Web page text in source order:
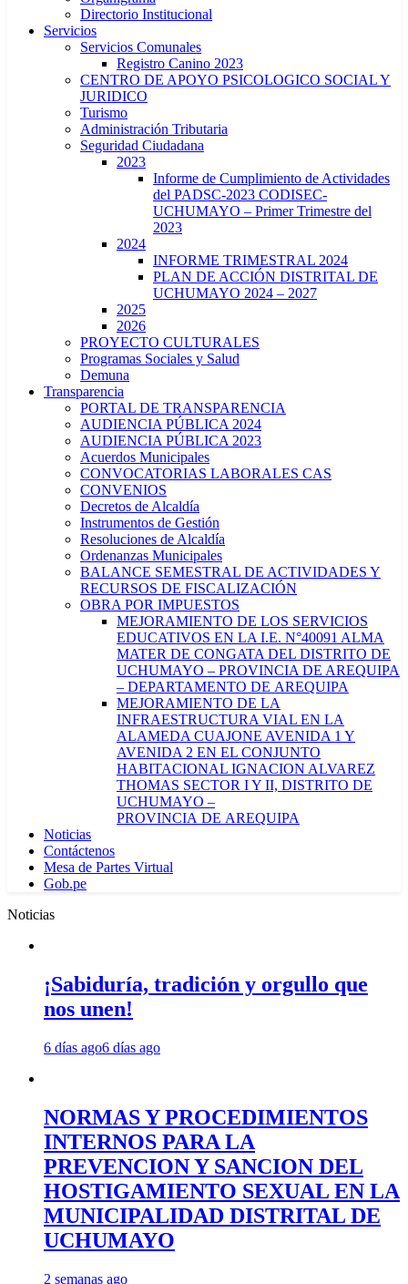
Directorio Institucional
Servicios
Servicios Comunales
Registro Canino 2023
CENTRO DE APOYO PSICOLOGICO SOCIAL Y
JURIDICO
Turismo
Administración Tributaria
Seguridad Ciudadana
2023
Informe de Cumplimiento de Actividades
del PADSC-2023 CODISEC-
UCHUMAYO – Primer Trimestre del
2023
2024
INFORME TRIMESTRAL 2024
PLAN DE ACCIÓN DISTRITAL DE
UCHUMAYO 2024 – 2027
2025
2026
PROYECTO CULTURALES
Programas Sociales y Salud
Demuna
Transparencia
PORTAL DE TRANSPARENCIA
AUDIENCIA PÚBLICA 2024
AUDIENCIA PÚBLICA 2023
Acuerdos Municipales
CONVOCATORIAS LABORALES CAS
CONVENIOS
Decretos de Alcaldía
Instrumentos de Gestión
Resoluciones de Alcaldía
Ordenanzas Municipales
BALANCE SEMESTRAL DE ACTIVIDADES Y
RECURSOS DE FISCALIZACIÓN
OBRA POR IMPUESTOS
MEJORAMIENTO DE LOS SERVICIOS
EDUCATIVOS EN LA I.E. N°40091 ALMA
MATER DE CONGATA DEL DISTRITO DE
UCHUMAYO – PROVINCIA DE AREQUIPA
– DEPARTAMENTO DE AREQUIPA
MEJORAMIENTO DE LA
INFRAESTRUCTURA VIAL EN LA
ALAMEDA CUAJONE AVENIDA 1 Y
AVENIDA 2 EN EL CONJUNTO
HABITACIONAL IGNACION ALVAREZ
THOMAS SECTOR I Y II, DISTRITO DE
UCHUMAYO –
PROVINCIA DE AREQUIPA
Noticias
Contáctenos
Mesa de Partes Virtual
Gob.pe
Noticias
¡Sabiduría, tradición y orgullo que
nos unen!
6 días ago6 días ago
NORMAS Y PROCEDIMIENTOS
INTERNOS PARA LA
PREVENCION Y SANCION DEL
HOSTIGAMIENTO SEXUAL EN LA
MUNICIPALIDAD DISTRITAL DE
UCHUMAYO
2 semanas ago